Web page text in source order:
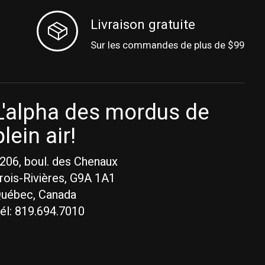
Livraison gratuite
Sur les commandes de plus de $99
des mordus de
air!
boul. des Chenaux
Rivières, G9A 1A1
Canada
819.694.7010